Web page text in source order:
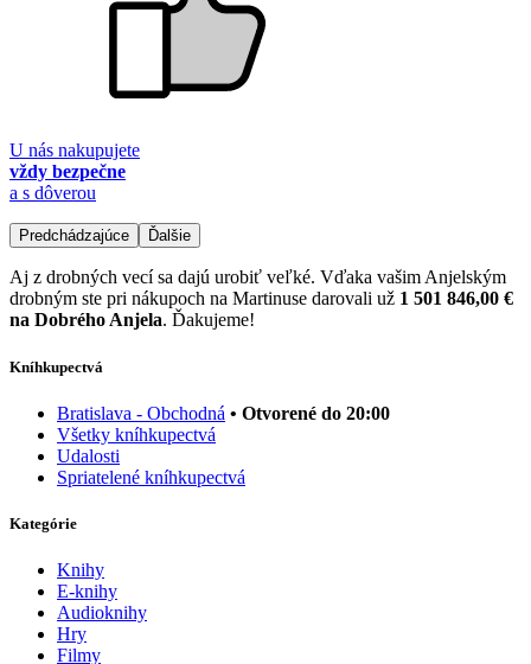
U nás nakupujete
vždy bezpečne
a s dôverou
Predchádzajúce Ďalšie
Aj z drobných vecí sa dajú urobiť veľké. Vďaka vašim Anjelským
drobným ste pri nákupoch na Martinuse darovali už 1 501 846,00 €
na Dobrého Anjela. Ďakujeme!
Kníhkupectvá
Bratislava - Obchodná • Otvorené do 20:00
Všetky kníhkupectvá
Udalosti
Spriatelené kníhkupectvá
Kategórie
Knihy
E-knihy
Audioknihy
Hry
Filmy